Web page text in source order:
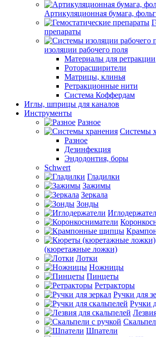
Артикуляционная бумага,
препараты
изоляции рабочего поля
Материалы для ретракции
Роторасширители
Матрицы, клинья
Ретракционные нити
Система Коффердам
Иглы, шприцы для каналов
Инструменты
Разное
Системы
Разное
Дезинфекция
Эндодонтия, боры
Schwert
Гладилки
Зажимы
Зеркала
Зонды
(кюретажные ложки)
Лотки
Ножницы
Пинцеты
Ретракторы
Ручки для
Ручки
Шпатели